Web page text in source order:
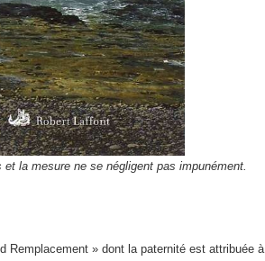
et la mesure ne se négligent pas impunément.
Remplacement » dont la paternité est attribuée à